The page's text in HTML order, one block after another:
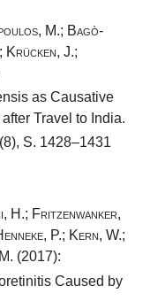
M.; Bagò-
; Krücken, J.;
as Causative
Travel to India.
(8), S. 1428–1431
H.; Fritzenwanker,
P.; Kern, W.;
(2017):
Caused by